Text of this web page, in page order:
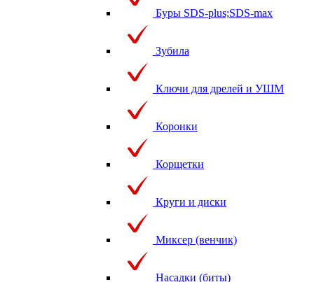
Буры SDS-plus;SDS-max
Зубила
Ключи для дрелей и УШМ
Коронки
Корщетки
Круги и диски
Миксер (венчик)
Насадки (биты)